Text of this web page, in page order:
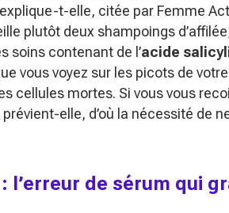
t-elle, citée par Femme
plutôt deux shampoings
soins contenant de l’acide
vous voyez sur les picots de
cellules mortes. Si vous vous
prévient-elle, d’où la nécessité de
l’erreur de sérum qui